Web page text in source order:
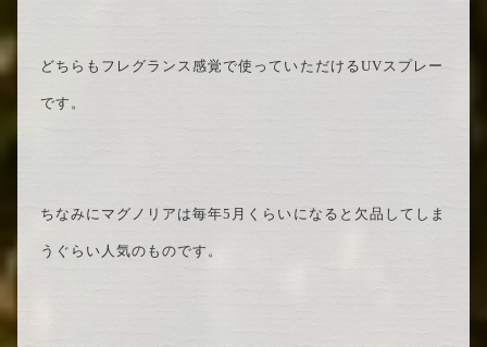
どちらもフレグランス感覚で使っていただけるUVスプレー
です。
ちなみにマグノリアは毎年5月くらいになると欠品してしま
うぐらい人気のものです。